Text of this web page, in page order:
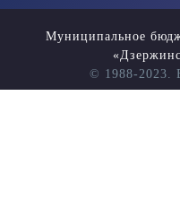
Муниципальное
© 1988-2023.